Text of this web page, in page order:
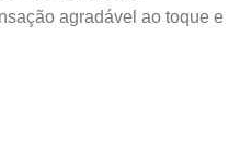
agradável ao toque e